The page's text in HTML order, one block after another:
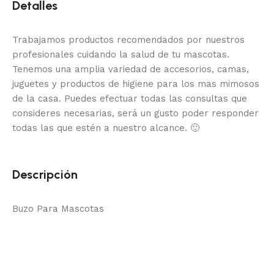
Detalles
Trabajamos productos recomendados por nuestros
profesionales cuidando la salud de tu mascotas.
Tenemos una amplia variedad de accesorios, camas,
juguetes y productos de higiene para los mas mimosos
de la casa. Puedes efectuar todas las consultas que
consideres necesarias, será un gusto poder responder
todas las que estén a nuestro alcance. 🙂
Descripción
Buzo Para Mascotas